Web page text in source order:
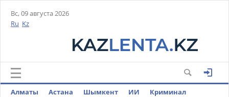
Вс, 09 августа 2026
Ru Kz
Алматы Астана Шымкент ИИ
Криминал